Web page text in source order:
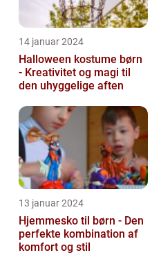
14 januar 2024
Halloween kostume børn
- Kreativitet og magi til
den uhyggelige aften
13 januar 2024
Hjemmesko til børn - Den
perfekte kombination af
komfort og stil